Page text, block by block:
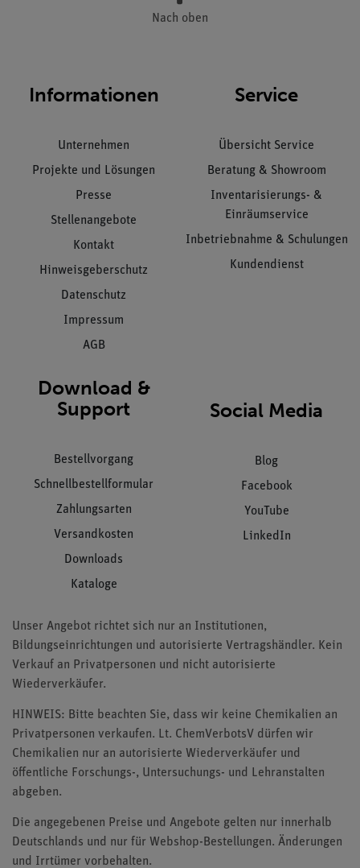
Nach oben
Informationen
Unternehmen
Projekte und Lösungen
Presse
Stellenangebote
Kontakt
Hinweisgeberschutz
Datenschutz
Impressum
AGB
Service
Übersicht Service
Beratung & Showroom
Inventarisierungs- &
Einräumservice
Inbetriebnahme & Schulungen
Kundendienst
Download &
Support
Bestellvorgang
Schnellbestellformular
Zahlungsarten
Versandkosten
Downloads
Kataloge
Social Media
Blog
Facebook
YouTube
LinkedIn
Unser Angebot richtet sich nur an Institutionen,
Bildungseinrichtungen und autorisierte Vertragshändler. Kein
Verkauf an Privatpersonen und nicht autorisierte
Wiederverkäufer.
HINWEIS: Bitte beachten Sie, dass wir keine Chemikalien an
Privatpersonen verkaufen. Lt. ChemVerbotsV dürfen wir
Chemikalien nur an autorisierte Wiederverkäufer und
öffentliche Forschungs-, Untersuchungs- und Lehranstalten
abgeben.
Die angegebenen Preise und Angebote gelten nur innerhalb
Deutschlands und nur für Webshop-Bestellungen. Änderungen
und Irrtümer vorbehalten.